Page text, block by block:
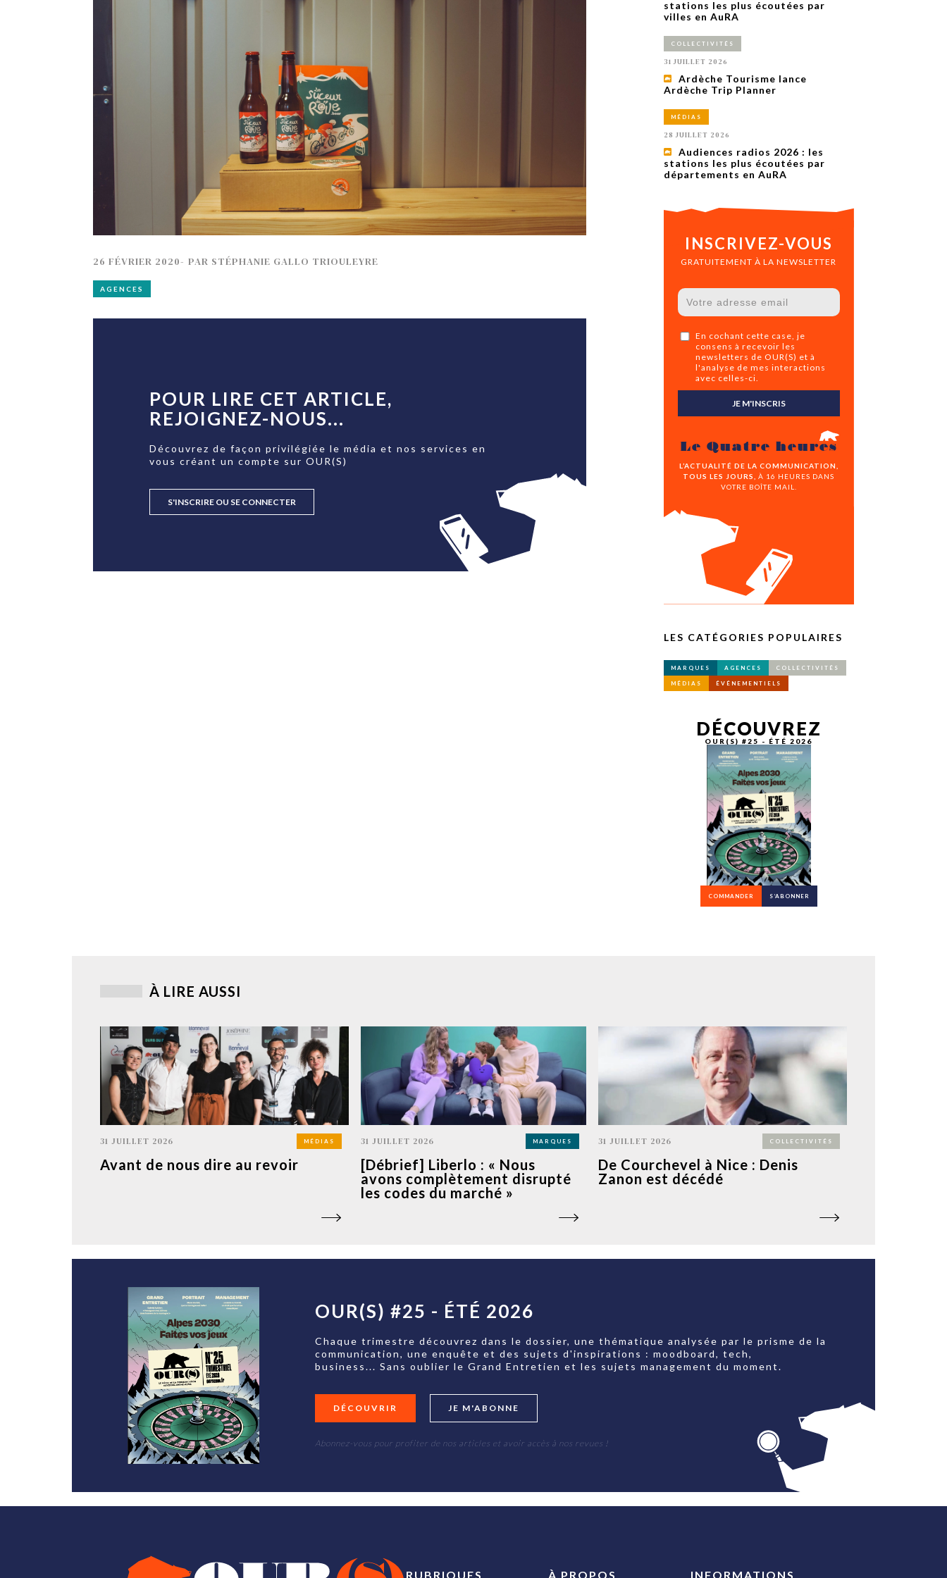
Loire Tourisme a lancé une deuxième
saison autour de son concept autour de
marketing et communication, revient sur
1 AN
26 FÉVRIER 2020- PAR STÉPHANIE GALLO TRIOULEYRE
AGENCES
POUR LIRE CET ARTICLE,
REJOIGNEZ-NOUS...
Découvrez de façon privilégiée le média et nos services en
vous créant un compte sur OUR(S)
S'INSCRIRE OU SE CONNECTER
stations les plus écoutées par
villes en AuRA
COLLECTIVITÉS
31 JUILLET 2026
Ardèche Tourisme lance
Ardèche Trip Planner
MÉDIAS
28 JUILLET 2026
Audiences radios 2026 : les
stations les plus écoutées par
départements en AuRA
INSCRIVEZ-VOUS
GRATUITEMENT À LA NEWSLETTER
En cochant cette case, je
consens à recevoir les
newsletters de OUR(S) et à
l'analyse de mes interactions
avec celles-ci.
JE M'INSCRIS
Le Quatre heures
L’ACTUALITÉ DE LA COMMUNICATION,
TOUS LES JOURS,
À 16 HEURES DANS
VOTRE BOÎTE MAIL.
LES CATÉGORIES POPULAIRES
MARQUES AGENCES COLLECTIVITÉS
MÉDIAS ÉVÉNEMENTIELS
DÉCOUVREZ
OUR(S) #25 - ÉTÉ 2026
COMMANDER S’ABONNER
À LIRE AUSSI
31 JUILLET 2026 MÉDIAS
Avant de nous dire au revoir
31 JUILLET 2026 MARQUES
[Débrief] Liberlo : « Nous
avons complètement disrupté
les codes du marché »
31 JUILLET 2026 COLLECTIVITÉS
De Courchevel à Nice : Denis
Zanon est décédé
OUR(S) #25 - ÉTÉ 2026
Chaque trimestre découvrez dans le dossier, une thématique analysée par le prisme de la
communication, une enquête et des sujets d'inspirations : moodboard, tech,
business... Sans oublier le Grand Entretien et les sujets management du moment.
DÉCOUVRIR JE M'ABONNE
Abonnez-vous pour profiter de nos articles et avoir accès à nos revues !
RUBRIQUES À PROPOS INFORMATIONS